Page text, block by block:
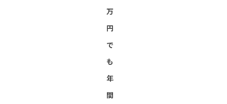
万
円
で
も
年
間